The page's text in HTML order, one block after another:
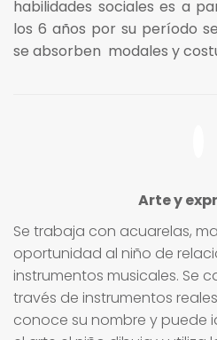
habilidades sociales es a
los 6 años por su período
se absorben modales y
Arte y
Se trabaja con acuarelas,
oportunidad al niño de
instrumentos musicales. Se
través de instrumentos
conoce su nombre y puede